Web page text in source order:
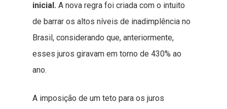
inicial. A nova regra foi criada com o intuito
de barrar os altos níveis de inadimplência no
Brasil, considerando que, anteriormente,
esses juros giravam em torno de 430% ao
ano.
A imposição de um teto para os juros